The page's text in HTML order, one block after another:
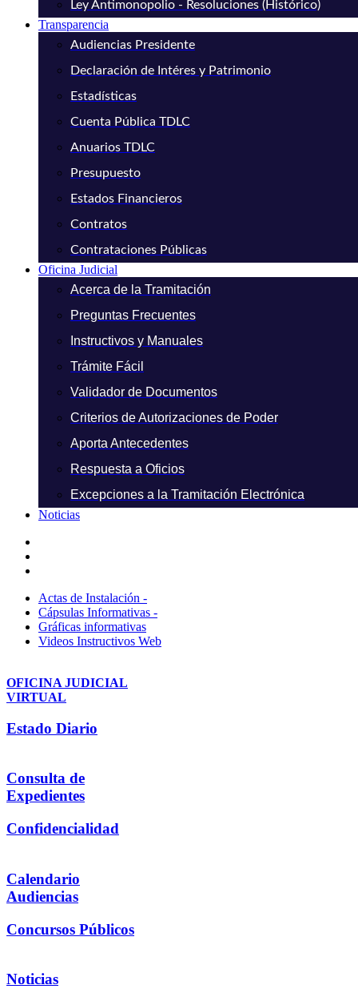
Ley Antimonopolio - Resoluciones (Histórico)
Transparencia
Audiencias Presidente
Declaración de Intéres y Patrimonio
Estadísticas
Cuenta Pública TDLC
Anuarios TDLC
Presupuesto
Estados Financieros
Contratos
Contrataciones Públicas
Oficina Judicial
Acerca de la Tramitación
Preguntas Frecuentes
Instructivos y Manuales
Trámite Fácil
Validador de Documentos
Criterios de Autorizaciones de Poder
Aporta Antecedentes
Respuesta a Oficios
Excepciones a la Tramitación Electrónica
Noticias
Actas de Instalación -
Cápsulas Informativas -
Gráficas informativas
Videos Instructivos Web
OFICINA JUDICIAL
VIRTUAL
Estado Diario
Consulta de
Expedientes
Confidencialidad
Calendario
Audiencias
Concursos Públicos
Noticias